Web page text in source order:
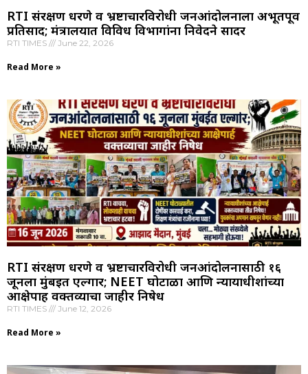
RTI संरक्षण धरणे व भ्रष्टाचारविरोधी जनआंदोलनाला अभूतपूर्व
प्रतिसाद; मंत्रालयात विविध विभागांना निवेदने सादर
RTI TIMES June 22, 2026
Read More »
RTI संरक्षण धरणे व भ्रष्टाचारविरोधी जनआंदोलनासाठी १६
जूनला मुंबईत एल्गार; NEET घोटाळा आणि न्यायाधीशांच्या
आक्षेपार्ह वक्तव्याचा जाहीर निषेध
RTI TIMES June 12, 2026
Read More »